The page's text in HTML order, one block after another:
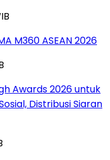
M360 ASEAN 2026
Awards 2026 untuk
Distribusi Siaran